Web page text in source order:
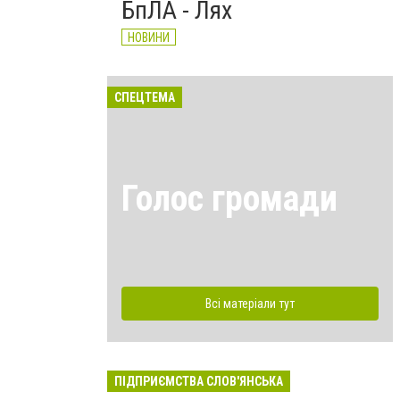
БпЛА - Лях
НОВИНИ
СПЕЦТЕМА
Голос громади
Всі матеріали тут
ПІДПРИЄМСТВА СЛОВ'ЯНСЬКА